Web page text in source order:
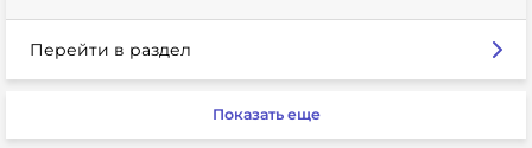
Перейти в раздел
Показать еще